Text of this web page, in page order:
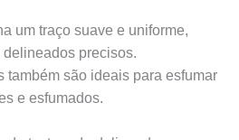
um traço suave e uniforme,
precisos.
também são ideais para esfumar
e esfumados.